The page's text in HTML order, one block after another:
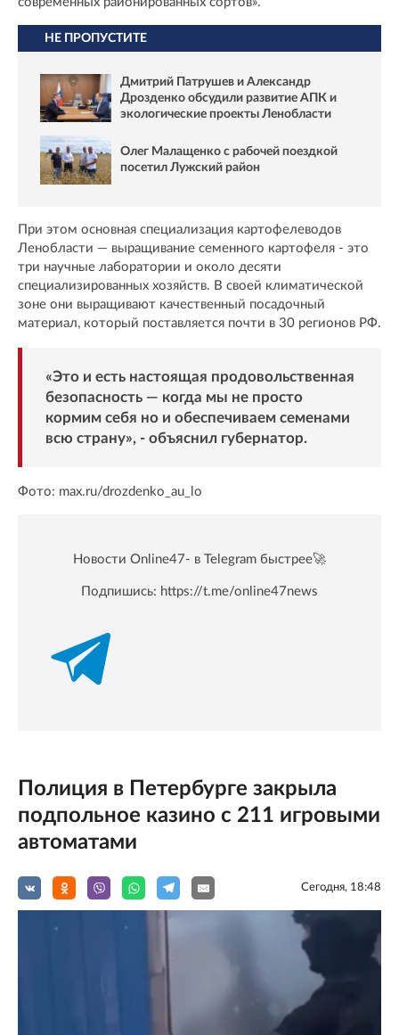
НЕ ПРОПУСТИТЕ
Дмитрий Патрушев и Александр
Дрозденко обсудили развитие АПК и
экологические проекты Ленобласти
Олег Малащенко с рабочей поездкой
посетил Лужский район
При этом основная специализация картофелеводов
Ленобласти — выращивание семенного картофеля - это
три научные лаборатории и около десяти
специализированных хозяйств. В своей климатической
зоне они выращивают качественный посадочный
материал, который поставляется почти в 30 регионов РФ.
«Это и есть настоящая продовольственная
безопасность — когда мы не просто
кормим себя но и обеспечиваем семенами
всю страну», - объяснил губернатор.
Фото: max.ru/drozdenko_au_lo
Новости Online47- в Telegram быстрее🚀
Подпишись: https://t.me/online47news
Полиция в Петербурге закрыла
подпольное казино с 211 игровыми
автоматами
Сегодня, 18:48